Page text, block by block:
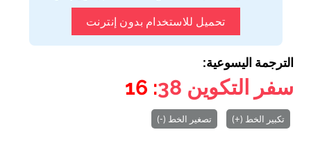
تحميل للاستخدام بدون إنترنت
الترجمة اليسوعية:
سفر التكوين 38
: 16
تكبير الخط (+) تصغير الخط (-)